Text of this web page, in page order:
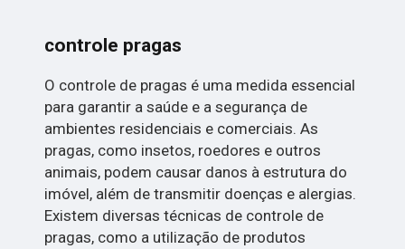
controle pragas
O controle de pragas é uma medida essencial
para garantir a saúde e a segurança de
ambientes residenciais e comerciais. As
pragas, como insetos, roedores e outros
animais, podem causar danos à estrutura do
imóvel, além de transmitir doenças e alergias.
Existem diversas técnicas de controle de
pragas, como a utilização de produtos